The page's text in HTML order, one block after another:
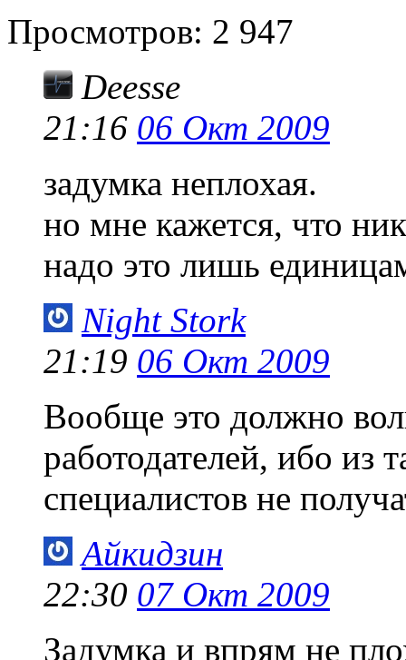
Просмотров: 2 947
Deesse
21:16 06 Окт 2009
задумка неплохая.
но мне кажется, что
надо это лишь
Night Stork
21:19 06 Окт 2009
Вообще это должно
работодателей, ибо
специалистов не
Айкидзин
22:30 07 Окт 2009
Задумка и впрям не